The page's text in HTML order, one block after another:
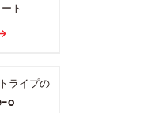
ト
ライプの
o